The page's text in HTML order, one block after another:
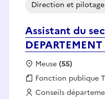
Assistant du
Direction et
Localisation :
Meuse(55)
Fonction publique :
Fonction publique
Employeur :
Conseils